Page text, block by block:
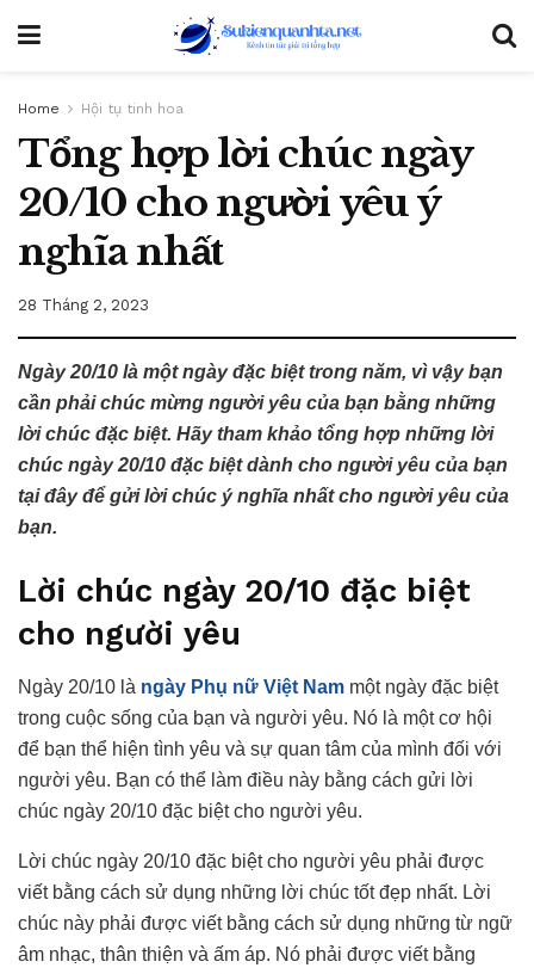
Home Hội tụ tinh hoa
Tổng hợp lời chúc ngày
20/10 cho người yêu ý
nghĩa nhất
28 Tháng 2, 2023
Ngày 20/10 là một ngày đặc biệt trong năm, vì vậy bạn
cần phải chúc mừng người yêu của bạn bằng những
lời chúc đặc biệt. Hãy tham khảo tổng hợp những lời
chúc ngày 20/10 đặc biệt dành cho người yêu của bạn
tại đây để gửi lời chúc ý nghĩa nhất cho người yêu của
bạn.
Lời chúc ngày 20/10 đặc biệt
cho người yêu
Ngày 20/10 là ngày Phụ nữ Việt Nam một ngày đặc biệt
trong cuộc sống của bạn và người yêu. Nó là một cơ hội
để bạn thể hiện tình yêu và sự quan tâm của mình đối với
người yêu. Bạn có thể làm điều này bằng cách gửi lời
chúc ngày 20/10 đặc biệt cho người yêu.
Lời chúc ngày 20/10 đặc biệt cho người yêu phải được
viết bằng cách sử dụng những lời chúc tốt đẹp nhất. Lời
chúc này phải được viết bằng cách sử dụng những từ ngữ
âm nhạc, thân thiện và ấm áp. Nó phải được viết bằng